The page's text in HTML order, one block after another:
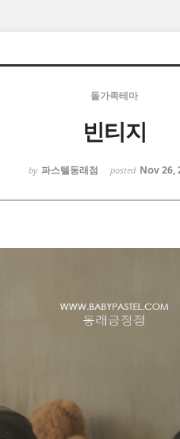
돌가족테마
빈티지
by 파스텔동래점 posted Nov 26,